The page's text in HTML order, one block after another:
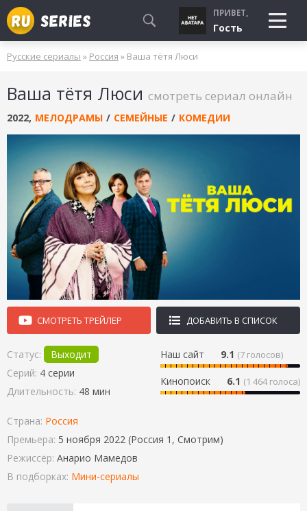
СМОТРЮ
БУДУ СМОТРЕТЬ
УЖЕ СМОТРЕЛ
ПРИВЕТ,
Гость
Русские сериалы » Россия » Ваша тётя Люси
Ваша тётя Люси смотреть сериал онлайн
2022, МЕЛОДРАМЫ / СЕМЕЙНЫЕ / КОМЕДИИ
СМОТРЕТЬ ТРЕЙЛЕР ДОБАВИТЬ В СПИСОК
Наш сайт 9.1 (7 голосов)
Кинопоиск 6.1 (1 464 голоса)
Статус:
Выходит
Серий: 4 серии
Длительность: 48 мин
Страна: Россия
Премьера: 5 ноября 2022 (Россия 1, Смотрим)
Режиссёр: Анарио Мамедов
В подборках: Мини-сериалы